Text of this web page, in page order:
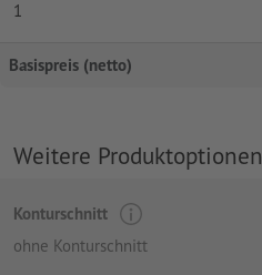
1
Basispreis (netto)
Weitere Produktoptionen
Konturschnitt
ohne Konturschnitt